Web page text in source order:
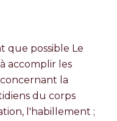
que possible Le
accomplir les
la
du corps
l'habillement ;